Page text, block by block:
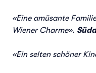
«Eine amüsante
Wiener Charme».
«Ein selten schöner